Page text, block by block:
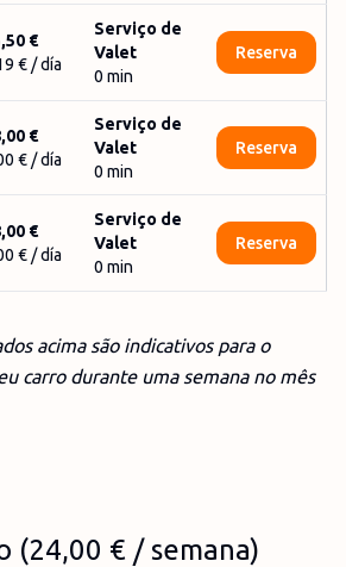
€
€ / día
Serviço de
Valet
0 min
Reserva
€
€ / día
Serviço de
Valet
0 min
Reserva
€
€ / día
Serviço de
Valet
0 min
Reserva
acima são indicativos para o
carro durante uma semana no mês
(24,00 € / semana)